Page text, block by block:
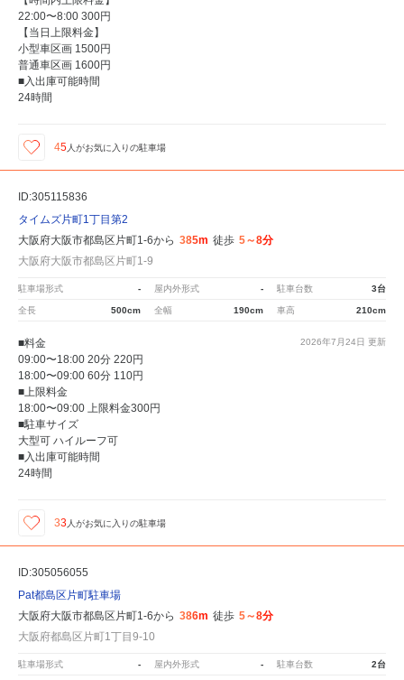
22:00〜8:00 300円
【当日上限料金】
小型車区画 1500円
普通車区画 1600円
■入出庫可能時間
24時間
45 人がお気に入りの駐車場
ID:305115836
タイムズ片町1丁目第2
大阪府大阪市都島区片町1-6から 385m 徒歩 5～8分
大阪府大阪市都島区片町1-9
駐車場形式 - 屋内外形式 - 駐車台数 3台
全長 500cm 全幅 190cm 車高 210cm
2026年7月24日 更新
■料金
09:00〜18:00 20分 220円
18:00〜09:00 60分 110円
■上限料金
18:00〜09:00 上限料金300円
■駐車サイズ
大型可 ハイルーフ可
■入出庫可能時間
24時間
33 人がお気に入りの駐車場
ID:305056055
Pat都島区片町駐車場
大阪府大阪市都島区片町1-6から 386m 徒歩 5～8分
大阪府都島区片町1丁目9-10
駐車場形式 - 屋内外形式 - 駐車台数 2台